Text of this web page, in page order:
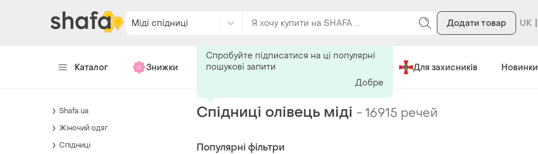
Міді спідниці Додати товар
Каталог Знижки Хендмейд Для захисників Новинки
Спідниці олівець міді -16915 речей
Популярні фільтри
Спробуйте підписатися на ці популярні
пошукові запити
Добре
Shafa.ua
Жіночий одяг
Спідниці